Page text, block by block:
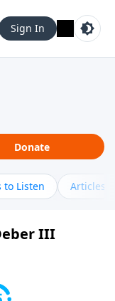
Sign In
Donate
to Listen Articles
III